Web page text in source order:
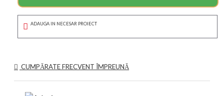
ADAUGA IN NECESAR PROIECT
CUMPĂRATE FRECVENT ÎMPREUNĂ